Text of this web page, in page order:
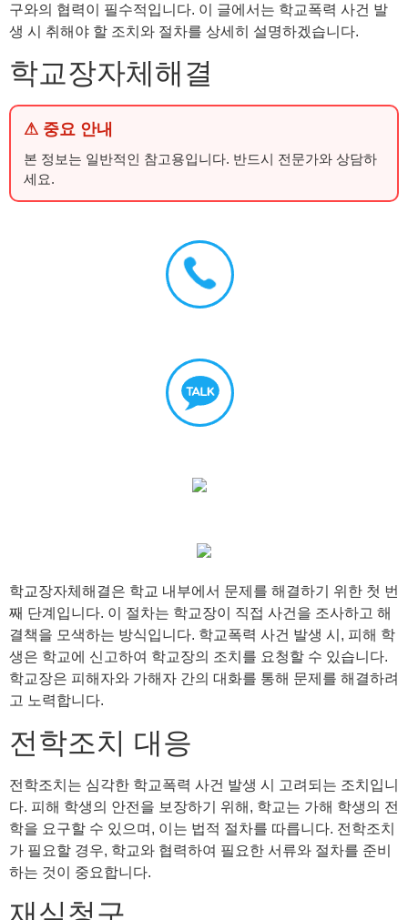
구와의 협력이 필수적입니다. 이 글에서는 학교폭력 사건 발
생 시 취해야 할 조치와 절차를 상세히 설명하겠습니다.
학교장자체해결
⚠ 중요 안내
본 정보는 일반적인 참고용입니다. 반드시 전문가와 상담하
세요.
학교장자체해결은 학교 내부에서 문제를 해결하기 위한 첫 번
째 단계입니다. 이 절차는 학교장이 직접 사건을 조사하고 해
결책을 모색하는 방식입니다. 학교폭력 사건 발생 시, 피해 학
생은 학교에 신고하여 학교장의 조치를 요청할 수 있습니다.
학교장은 피해자와 가해자 간의 대화를 통해 문제를 해결하려
고 노력합니다.
전학조치 대응
전학조치는 심각한 학교폭력 사건 발생 시 고려되는 조치입니
다. 피해 학생의 안전을 보장하기 위해, 학교는 가해 학생의 전
학을 요구할 수 있으며, 이는 법적 절차를 따릅니다. 전학조치
가 필요할 경우, 학교와 협력하여 필요한 서류와 절차를 준비
하는 것이 중요합니다.